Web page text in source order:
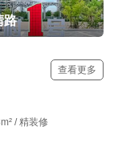
路
查看更多
/ 精装修